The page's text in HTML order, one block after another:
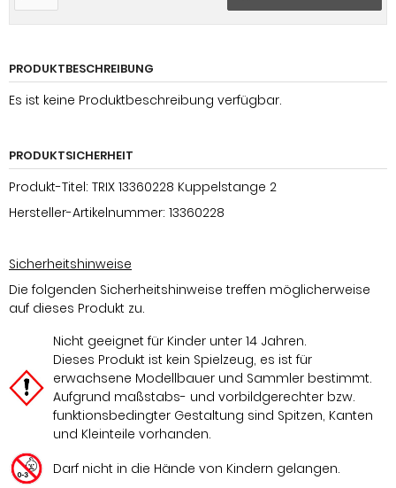
PRODUKTBESCHREIBUNG
Es ist keine Produktbeschreibung verfügbar.
PRODUKTSICHERHEIT
Produkt-Titel: TRIX 13360228 Kuppelstange 2
Hersteller-Artikelnummer: 13360228
Sicherheitshinweise
Die folgenden Sicherheitshinweise treffen möglicherweise
auf dieses Produkt zu.
Nicht geeignet für Kinder unter 14 Jahren.
Dieses Produkt ist kein Spielzeug, es ist für
erwachsene Modellbauer und Sammler bestimmt.
Aufgrund maßstabs- und vorbildgerechter bzw.
funktionsbedingter Gestaltung sind Spitzen, Kanten
und Kleinteile vorhanden.
Darf nicht in die Hände von Kindern gelangen.